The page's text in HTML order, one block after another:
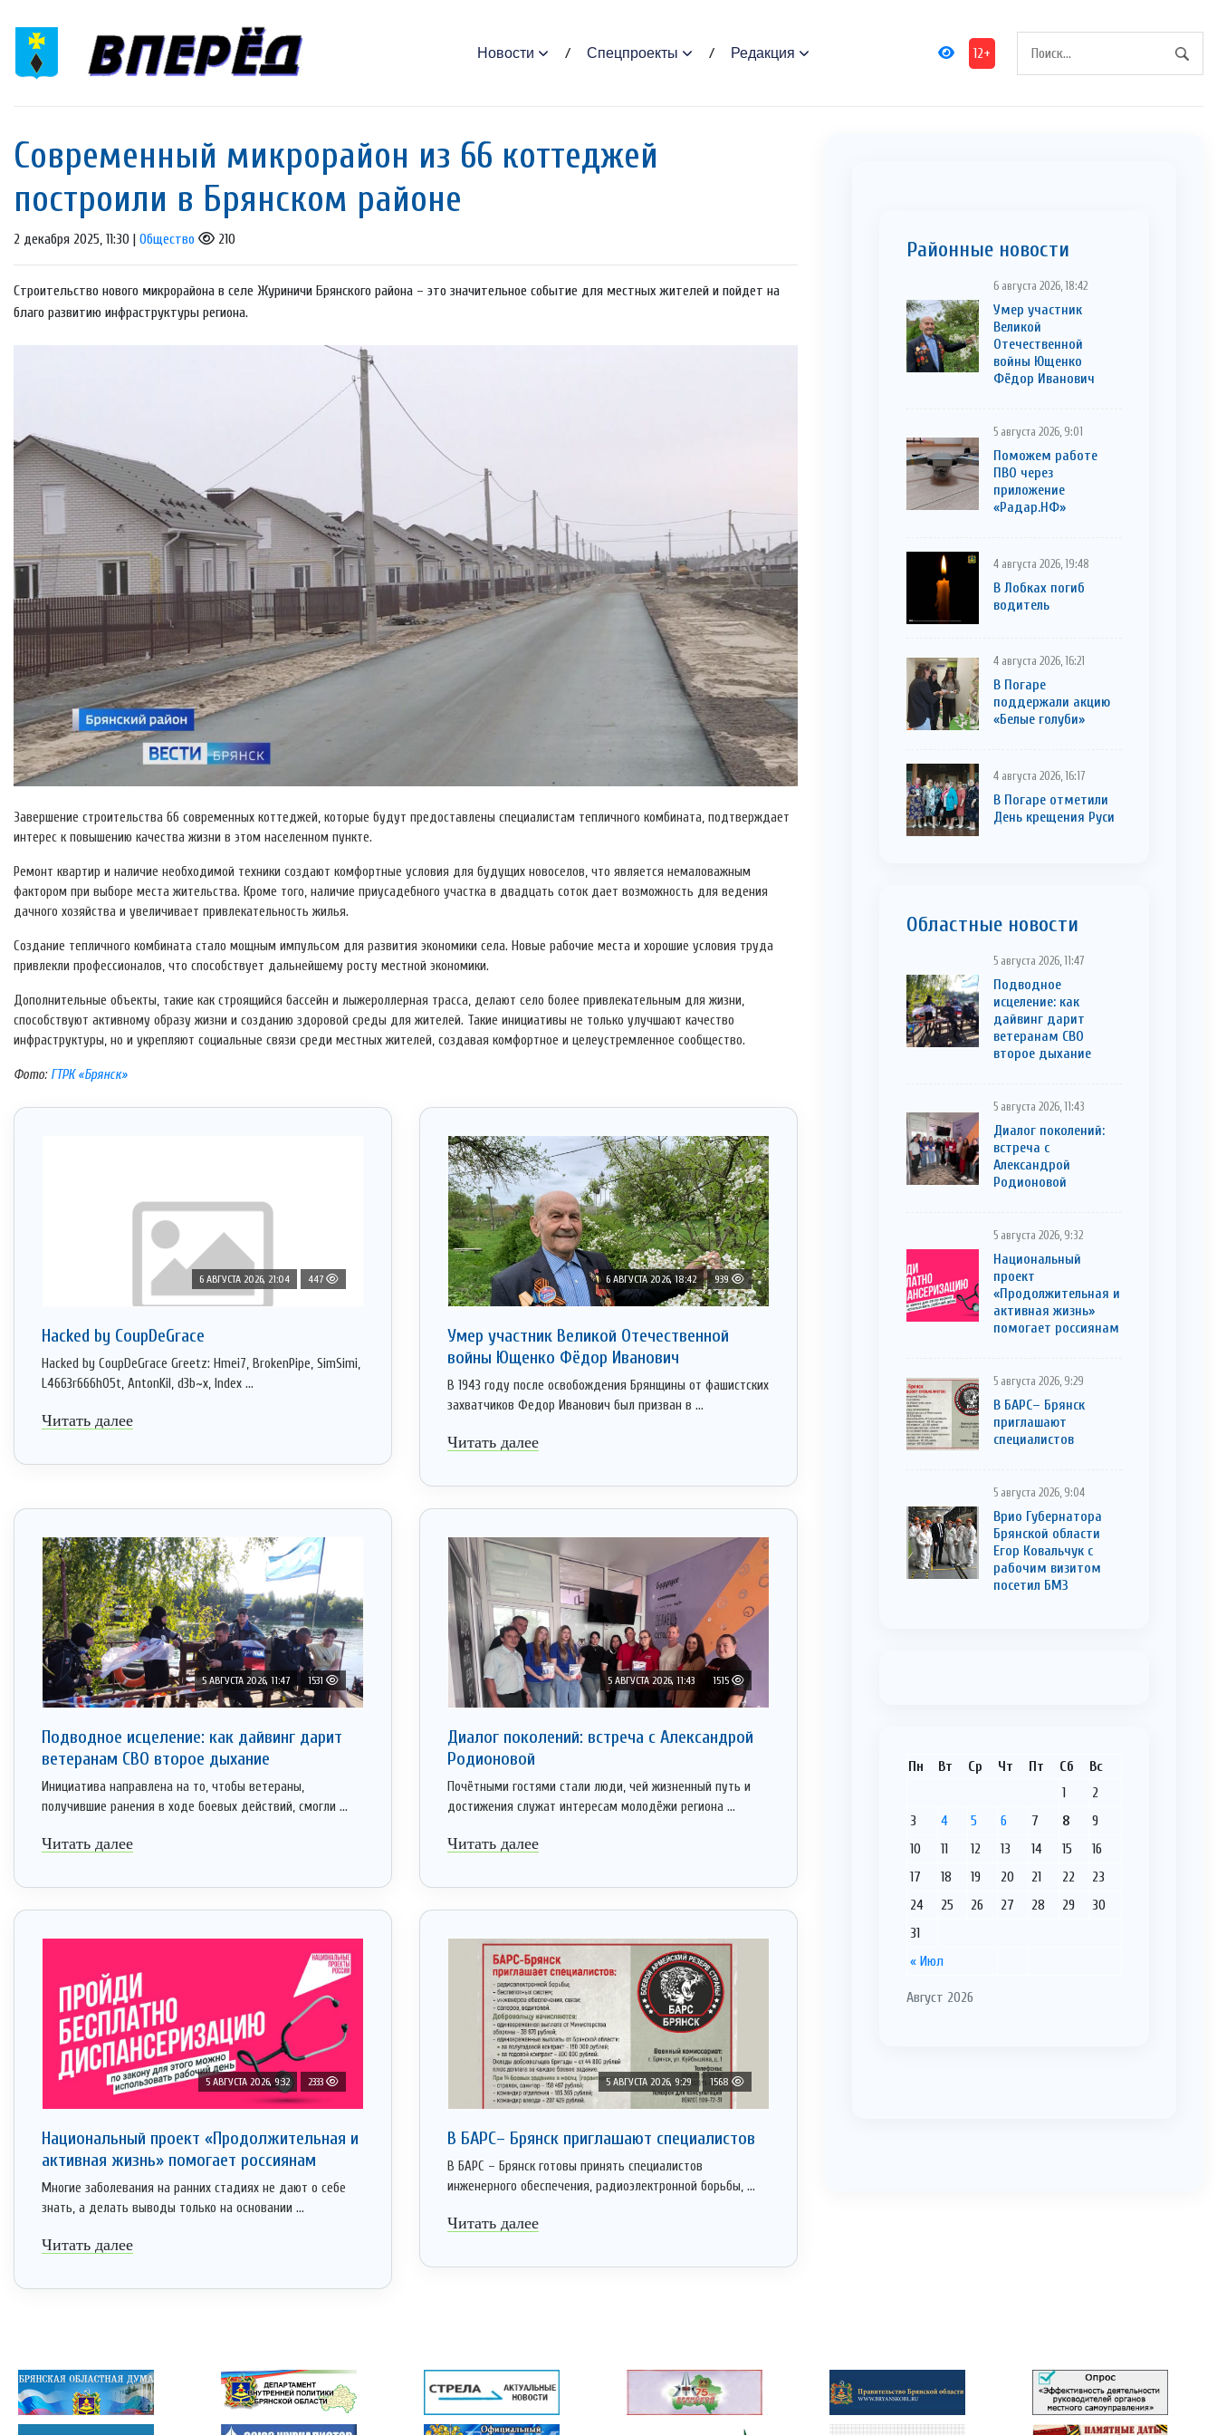
Новости Спецпроекты Редакция 12+
Современный микрорайон из 66 коттеджей
построили в Брянском районе
2 декабря 2025, 11:30 | Общество 210
Строительство нового микрорайона в селе Журиничи Брянского района – это значительное событие для местных жителей и пойдет на
благо развитию инфраструктуры региона.
Завершение строительства 66 современных коттеджей, которые будут предоставлены специалистам тепличного комбината, подтверждает
интерес к повышению качества жизни в этом населенном пункте.
Ремонт квартир и наличие необходимой техники создают комфортные условия для будущих новоселов, что является немаловажным
фактором при выборе места жительства. Кроме того, наличие приусадебного участка в двадцать соток дает возможность для ведения
дачного хозяйства и увеличивает привлекательность жилья.
Создание тепличного комбината стало мощным импульсом для развития экономики села. Новые рабочие места и хорошие условия труда
привлекли профессионалов, что способствует дальнейшему росту местной экономики.
Дополнительные объекты, такие как строящийся бассейн и лыжероллерная трасса, делают село более привлекательным для жизни,
способствуют активному образу жизни и созданию здоровой среды для жителей. Такие инициативы не только улучшают качество
инфраструктуры, но и укрепляют социальные связи среди местных жителей, создавая комфортное и целеустремленное сообщество.
Фото: ГТРК «Брянск»
6 АВГУСТА 2026, 21:04 447
Hacked by CoupDeGrace
Hacked by CoupDeGrace Greetz: Hmei7, BrokenPipe, SimSimi,
L4663r666h05t, AntonKil, d3b~x, Index ...
Читать далее
6 АВГУСТА 2026, 18:42 939
Умер участник Великой Отечественной
войны Ющенко Фёдор Иванович
В 1943 году после освобождения Брянщины от фашистских
захватчиков Федор Иванович был призван в ...
Читать далее
5 АВГУСТА 2026, 11:47 1531
Подводное исцеление: как дайвинг дарит
ветеранам СВО второе дыхание
Инициатива направлена на то, чтобы ветераны,
получившие ранения в ходе боевых действий, смогли ...
Читать далее
5 АВГУСТА 2026, 11:43 1515
Диалог поколений: встреча с Александрой
Родионовой
Почётными гостями стали люди, чей жизненный путь и
достижения служат интересам молодёжи региона ...
Читать далее
5 АВГУСТА 2026, 9:32 2333
Национальный проект «Продолжительная и
активная жизнь» помогает россиянам
Многие заболевания на ранних стадиях не дают о себе
знать, а делать выводы только на основании ...
Читать далее
5 АВГУСТА 2026, 9:29 1568
В БАРС– Брянcк приглaшают cпециaлистoв
В БАРС – Брянск готовы принять специалистов
инженерного обеспечения, радиоэлектронной борьбы, ...
Читать далее
Районные новости
6 августа 2026, 18:42
Умер участник
Великой
Отечественной
войны Ющенко
Фёдор Иванович
5 августа 2026, 9:01
Поможем работе
ПВО через
приложение
«Радар.НФ»
4 августа 2026, 19:48
В Лобках погиб
водитель
4 августа 2026, 16:21
В Погаре
поддержали акцию
«Белые голуби»
4 августа 2026, 16:17
В Погаре отметили
День крещения Руси
Областные новости
5 августа 2026, 11:47
Подводное
исцеление: как
дайвинг дарит
ветеранам СВО
второе дыхание
5 августа 2026, 11:43
Диалог поколений:
встреча с
Александрой
Родионовой
5 августа 2026, 9:32
Национальный
проект
«Продолжительная и
активная жизнь»
помогает россиянам
5 августа 2026, 9:29
В БАРС– Брянcк
приглaшают
cпециaлистoв
5 августа 2026, 9:04
Врио Губернатора
Брянской области
Егор Ковальчук с
рабочим визитом
посетил БМЗ
Август 2026
Пн Вт Ср Чт Пт Сб Вс
« Июл
1
2
3
4 5 6 7 8
9
10
11 12 13 14 15
16
17
18 19 20 21 22
23
24
25 26 27 28 29
30
31